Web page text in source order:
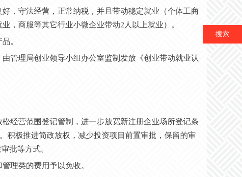
，守法经营，正常纳税，并且带动稳定就业（个体工商
，商服等其它行业小微企业带动2人以上就业）。
。
管理局创业领导小组办公室监制发放《创业带动就业认
经营范围登记管制，进一步放宽新注册企业场所登记条
积极推进简政放权，减少投资项目前置审批，保留的审
批等方式。
理类的费用予以免收。
搜索